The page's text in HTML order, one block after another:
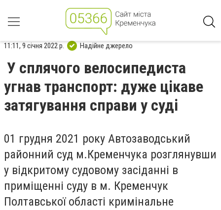
11:11, 9 січня 2022 р. Надійне джерело
У сплячого велосипедиста
угнав транспорт: дуже цікаве
затягування справи у суді
01 грудня 2021 року Автозаводський
районний суд м.Кременчука розглянувши
у відкритому судовому засіданні в
приміщенні суду в м. Кременчук
Полтавської області кримінальне